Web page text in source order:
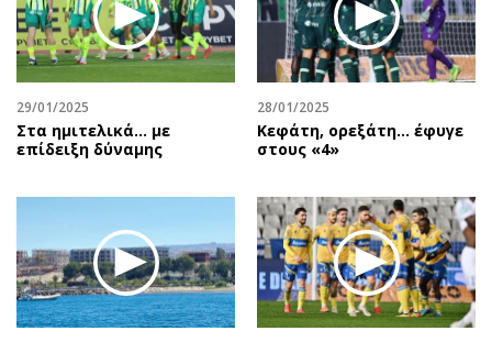
Περιβάλλον
Ελλάδα
Κόσμος
Παράξενα
Πολιτισμός
Σινεμά
Θέατρο-Χορός
Εικαστικά
Βιβλίο
Χειρόγραφα
Ταξίδια
Συνταγές
Έξοδος
Media
Εκπομπές
Wine routes
Podcasts
Uncut
Προσφορές
Προσωπικότητες στην ''Κ''
Επιστολές
29/01/2025
Στα ημιτελικά... με
επίδειξη δύναμης
28/01/2025
Κεφάτη, ορεξάτη… έφυγε
στους «4»